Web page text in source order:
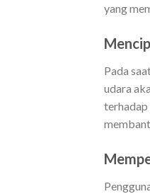
yang
Pada
udara
terhadap